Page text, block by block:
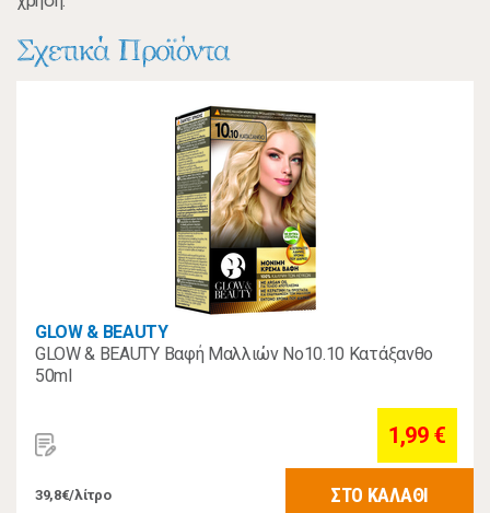
Σχετικά Προϊόντα
GLOW & BEAUTY
GLOW & BEAUTY Βαφή Μαλλιών Νο10.10 Κατάξανθο
50ml
1,99 €
39,8€/λίτρο ΣΤΟ ΚΑΛΑΘΙ